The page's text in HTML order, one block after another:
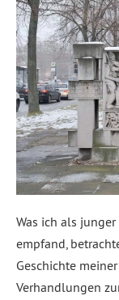
Was ich als
empfand,
Geschichte
Verhandlungen